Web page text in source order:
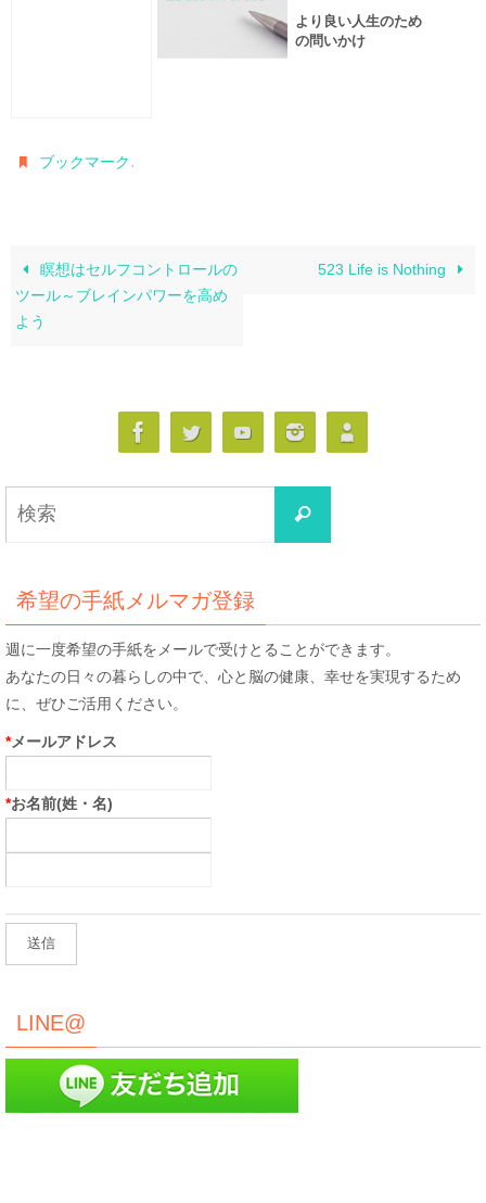
より良い人生のため
の問いかけ
ブックマーク.
瞑想はセルフコントロールの
ツール～ブレインパワーを高め
よう
523 Life is Nothing
検
索
希望の手紙メルマガ登録
週に一度希望の手紙をメールで受けとることができます。
あなたの日々の暮らしの中で、心と脳の健康、幸せを実現するため
に、ぜひご活用ください。
*メールアドレス
*お名前(姓・名)
LINE@